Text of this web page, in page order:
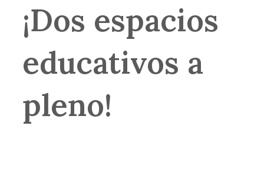
¡Dos espacios
educativos a
pleno!